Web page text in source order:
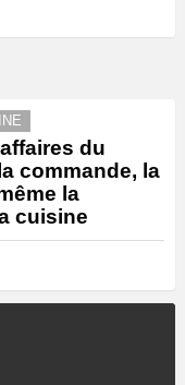
du
commande, la
la
cuisine